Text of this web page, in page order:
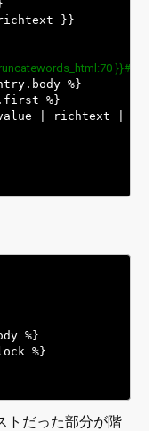
}}
}}#}
%}
%}
| richtext |
%}
%}
トだった部分が階